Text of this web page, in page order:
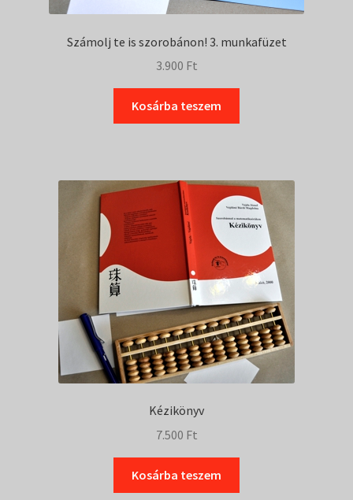
Számolj te is szorobánon! 3. munkafüzet
3.900 Ft
Kosárba teszem
Kézikönyv
7.500 Ft
Kosárba teszem